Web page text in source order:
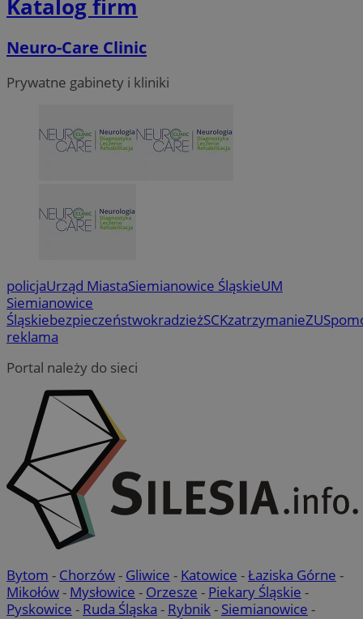
Katalog firm
Neuro-Care Clinic
Prywatne gabinety i kliniki
policjaUrząd MiastaSiemianowice ŚląskieUM
Siemianowice
ŚląskiebezpieczeństwokradzieżSCKzatrzymanieZUS
reklama
Portal należy do sieci
Bytom - Chorzów- Gliwice - Katowice -Łaziska Górne -
Mikołów- Mysłowice - Orzesze - Piekary Śląskie -
Pyskowice - Ruda Śląska - Rybnik- Siemianowice -